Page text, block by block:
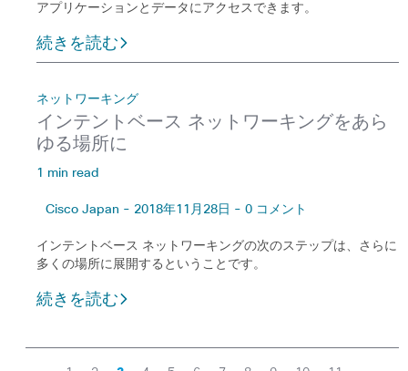
アプリケーションとデータにアクセスできます。
続きを読む
ネットワーキング
インテントベース ネットワーキングをあら
ゆる場所に
1 min read
Cisco Japan - 2018年11月28日 - 0 コメント
インテントベース ネットワーキングの次のステップは、さらに
多くの場所に展開するということです。
続きを読む